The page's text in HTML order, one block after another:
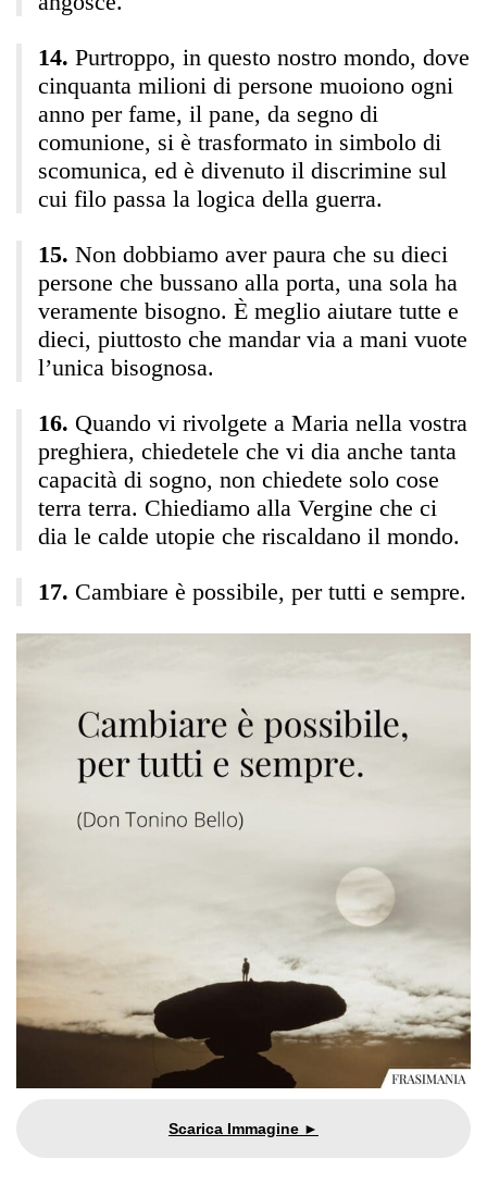
Purtroppo, in questo nostro mondo, dove
cinquanta milioni di persone muoiono ogni
anno per fame, il pane, da segno di
comunione, si è trasformato in simbolo di
scomunica, ed è divenuto il discrimine sul
cui filo passa la logica della guerra.
Non dobbiamo aver paura che su dieci
persone che bussano alla porta, una sola ha
veramente bisogno. È meglio aiutare tutte e
dieci, piuttosto che mandar via a mani vuote
l’unica bisognosa.
Quando vi rivolgete a Maria nella vostra
preghiera, chiedetele che vi dia anche tanta
capacità di sogno, non chiedete solo cose
terra terra. Chiediamo alla Vergine che ci
dia le calde utopie che riscaldano il mondo.
Cambiare è possibile, per tutti e sempre.